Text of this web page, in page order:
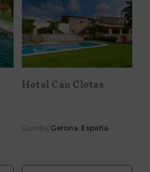
Hotel Can
Clotas
Hotel Can Clotas
Cistella,Gerona. España